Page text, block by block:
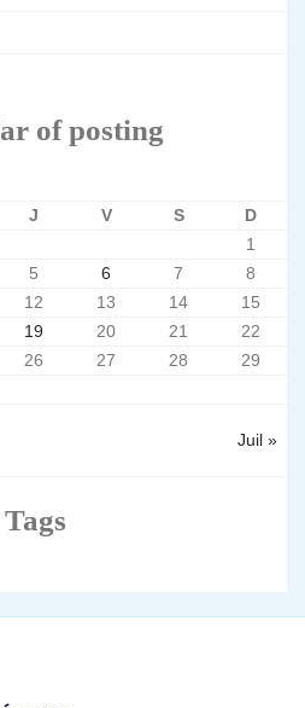
of posting
J V S D
Juil »
1
5 6 7
8
12 13 14
15
19 20 21
22
26 27 28
29
Tags